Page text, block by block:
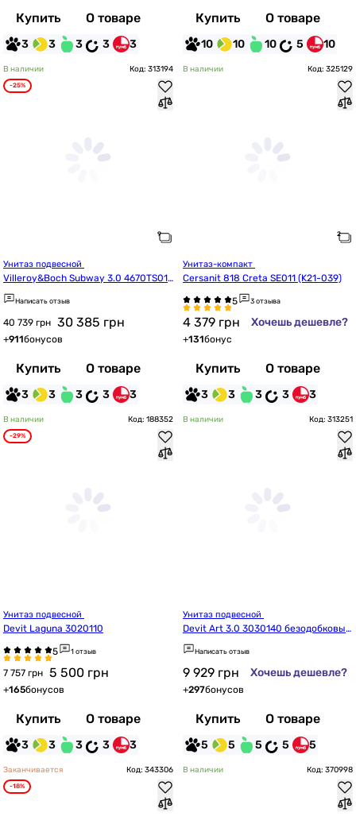
Купить О товаре
3 3 3 3 3
Купить О товаре
10 10 10 5 10
В наличии Код: 313194
-25%
Villeroy&Boch Subway 3.0 4670TS01
с сиденьем Soft Close
Написать отзыв
40 739 грн 30 385 грн
+911бонусов
Купить О товаре
3 3 3 3 3
В наличии Код: 325129
Cersanit 818 Creta SE011 (K21-039)
3 отзыва
4 379 грн Хочешь дешевле?
+131бонус
Купить О товаре
3 3 3 3 3
В наличии Код: 188352
-29%
Devit Laguna 3020110
1 отзыв
7 757 грн 5 500 грн
+165бонусов
Купить О товаре
3 3 3 3 3
В наличии Код: 313251
Devit Art 3.0 3030140 безодобковый
с крышкой soft-close, Vortex Flush, б
елый глянец
Написать отзыв
9 929 грн Хочешь дешевле?
+297бонусов
Купить О товаре
5 5 5 5 5
Заканчивается Код: 343306
-18%
В наличии Код: 370998